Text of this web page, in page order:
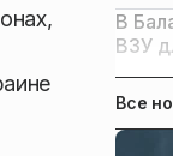
В
ВЗУ
Все